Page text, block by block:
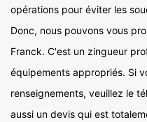
opérations pour éviter les
Donc, nous pouvons vous
Franck. C'est un zingueur
équipements appropriés. Si
renseignements, veuillez le
aussi un devis qui est